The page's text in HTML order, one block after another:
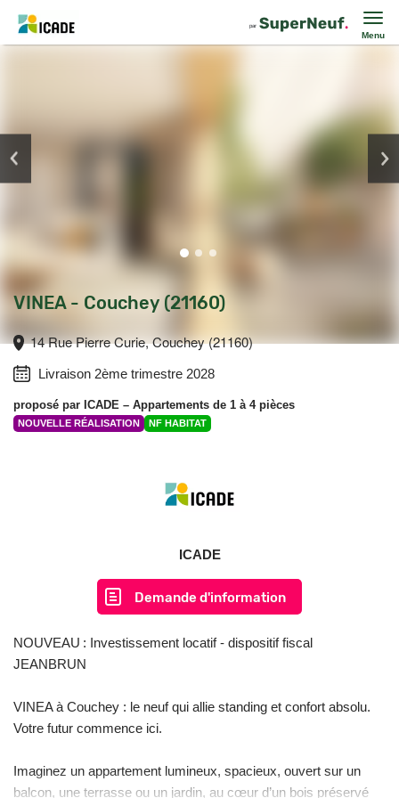
Menu
VINEA - Couchey (21160)
14 Rue Pierre Curie, Couchey (21160)
Livraison 2ème trimestre 2028
proposé par ICADE – Appartements de 1 à 4 pièces
NOUVELLE RÉALISATION NF HABITAT
ICADE
Demande d'information
NOUVEAU : Investissement locatif - dispositif fiscal
JEANBRUN
VINEA à Couchey : le neuf qui allie standing et confort absolu.
Votre futur commence ici.
Imaginez un appartement lumineux, spacieux, ouvert sur un
balcon, une terrasse ou un jardin, au cœur d’un bois préservé